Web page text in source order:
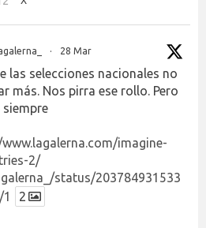
· 28 Mar
las selecciones nacionales no
más. Nos pirra ese rollo. Pero
imagine-
2/
status/203784931533
2